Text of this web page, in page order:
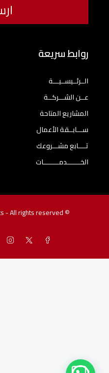
روابط سريعة
الــرئــيســيـــة
عــن الشـــركــة
المشاريع المتاحة
ســـابــقة الأعمال
تــــابع مشـــروعك
الخـــــــدمــــــــات
© AlBostany Developments - All rights reserved